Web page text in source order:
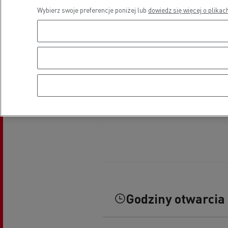
Godziny otwarcia
Wybierz swoje preferencje poniżej lub dowiedz się więcej o